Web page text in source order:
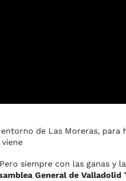
de Las Moreras, para
siempre con las ganas y
General de Valladolid